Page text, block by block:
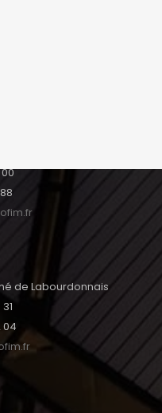
de Labourdonnais
04